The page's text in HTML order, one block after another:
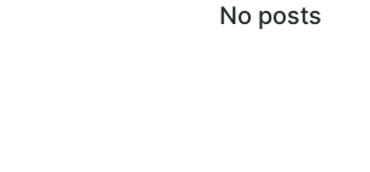
No posts